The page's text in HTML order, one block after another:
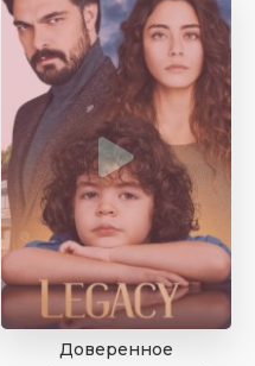
Доверенное